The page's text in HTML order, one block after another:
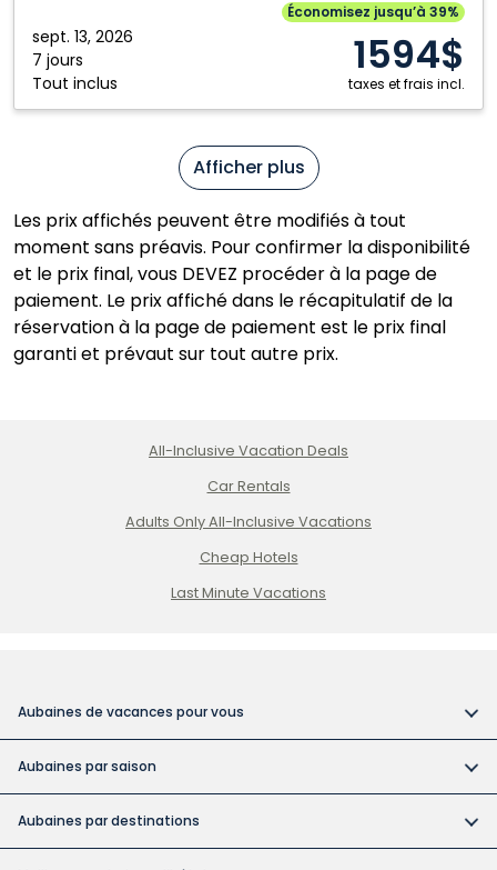
sept. 13, 2026
7 jours
Tout inclus
Économisez jusqu’à 39%
1594$
taxes et frais incl.
Mexique
Afficher plus
Les prix affichés peuvent être modifiés à tout
moment sans préavis. Pour confirmer la disponibilité
et le prix final, vous DEVEZ procéder à la page de
paiement. Le prix affiché dans le récapitulatif de la
réservation à la page de paiement est le prix final
garanti et prévaut sur tout autre prix.
All-Inclusive Vacation Deals
Car Rentals
Adults Only All-Inclusive Vacations
Cheap Hotels
Last Minute Vacations
Aubaines de vacances pour vous
Vacances abordables
Catégories d'hôtels à Cuba
Aubaines par saison
Aubaines par destinations